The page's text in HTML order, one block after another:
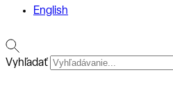
English
Vyhľadať